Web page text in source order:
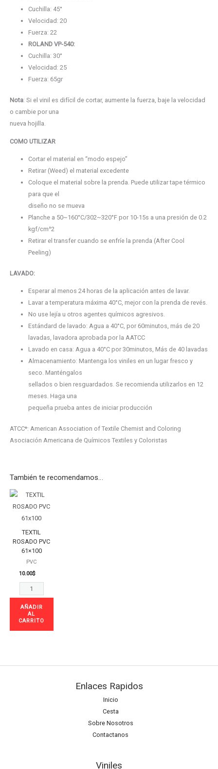
Cuchilla: 45°
Velocidad: 20
Fuerza: 22
ROLAND VP-540:
Cuchilla: 30°
Velocidad: 25
Fuerza: 65gr
Nota: Si el vinil es difícil de cortar, aumente la fuerza, baje la velocidad
o cambie por una
nueva hojilla.
COMO UTILIZAR
Cortar el material en “modo espejo”
Retirar (Weed) el material excedente
Coloque el material sobre la prenda. Puede utilizar tape térmico
para que el
diseño no se mueva
Planche a 50~160°C/302~320°F por 10-15s a una presión de 0.2
kgf/cm^2
Retirar el transfer cuando se enfríe la prenda (After Cool
Peeling)
LAVADO:
Esperar al menos 24 horas de la aplicación antes de lavar.
Lavar a temperatura máxima 40°C, mejor con la prenda de revés.
No use lejía u otros agentes químicos agresivos.
Estándard de lavado: Agua a 40°C, por 60minutos, más de 20
lavadas, lavadora aprobada por la AATCC
Lavado en casa: Agua a 40°C por 30minutos, Más de 40 lavadas
Almacenamiento: Mantenga los viniles en un lugar fresco y
seco. Manténgalos
sellados o bien resguardados. Se recomienda utilizarlos en 12
meses. Haga una
pequeña prueba antes de iniciar producción
ATCC*: American Association of Textile Chemist and Coloring
Asociación Americana de Químicos Textiles y Coloristas
También te recomendamos…
TEXTIL
ROSADO PVC
61×100
PVC
10.00$
TEXTIL
ROSADO
PVC
61x100
cantidad
AÑADIR
AL
CARRITO
Enlaces Rapidos
Inicio
Cesta
Sobre Nosotros
Contactanos
Viniles